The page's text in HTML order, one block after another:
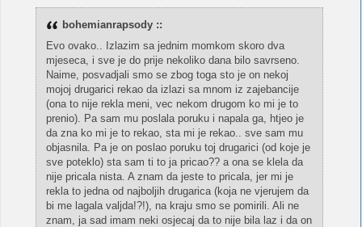
bohemianrapsody ::
Evo ovako.. Izlazim sa jednim momkom skoro dva
mjeseca, i sve je do prije nekoliko dana bilo savrseno.
Naime, posvadjali smo se zbog toga sto je on nekoj
mojoj drugarici rekao da izlazi sa mnom iz zajebancije
(ona to nije rekla meni, vec nekom drugom ko mi je to
prenio). Pa sam mu poslala poruku i napala ga, htjeo je
da zna ko mi je to rekao, sta mi je rekao.. sve sam mu
objasnila. Pa je on poslao poruku toj drugarici (od koje je
sve poteklo) sta sam ti to ja pricao?? a ona se klela da
nije pricala nista. A znam da jeste to pricala, jer mi je
rekla to jedna od najboljih drugarica (koja ne vjerujem da
bi me lagala valjda!?!), na kraju smo se pomirili. Ali ne
znam, ja sad imam neki osjecaj da to nije bila laz i da on